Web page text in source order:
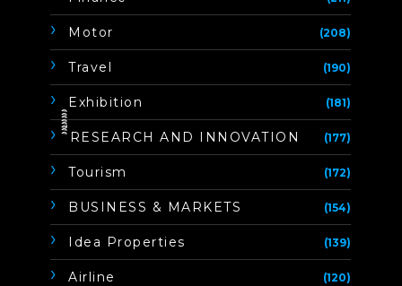
Motor (208)
Travel (190)
Exhibition (181)
ิิีิิิิิRESEARCH AND INNOVATION (177)
Tourism (172)
BUSINESS & MARKETS (154)
Idea Properties (139)
Airline (120)